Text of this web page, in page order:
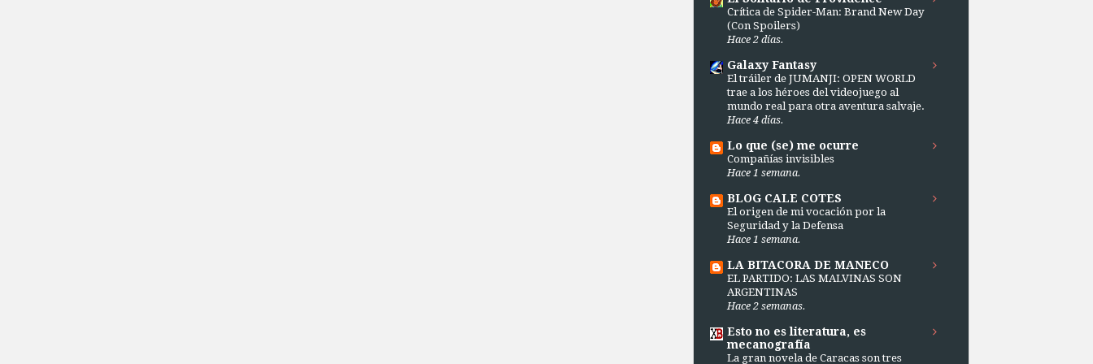
Crítica de Spider-Man: Brand New Day
(Con Spoilers)
Hace 2 días.
Galaxy Fantasy
El tráiler de JUMANJI: OPEN WORLD
trae a los héroes del videojuego al
mundo real para otra aventura salvaje.
Hace 4 días.
Lo que (se) me ocurre
Compañías invisibles
Hace 1 semana.
BLOG CALE COTES
El origen de mi vocación por la
Seguridad y la Defensa
Hace 1 semana.
LA BITACORA DE MANECO
EL PARTIDO: LAS MALVINAS SON
ARGENTINAS
Hace 2 semanas.
Esto no es literatura, es
mecanografía
La gran novela de Caracas son tres